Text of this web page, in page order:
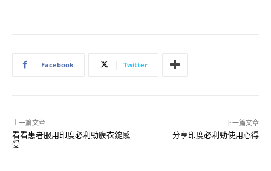
Facebook Twitter
上一篇文章
看看患者服用印度必利勁膜衣錠感
受
下一篇文章
分享印度必利勁使用心得